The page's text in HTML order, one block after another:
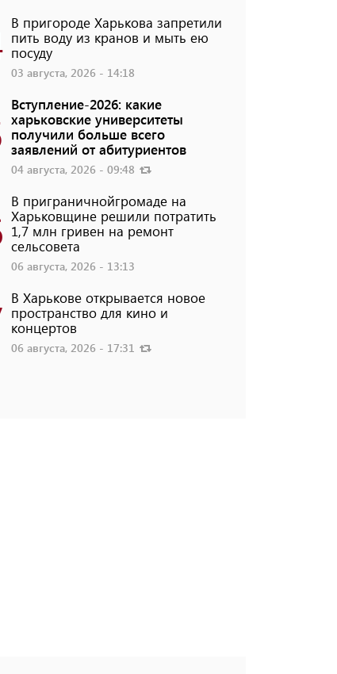
В пригороде Харькова запретили
пить воду из кранов и мыть ею
посуду
03 августа, 2026 - 14:18
Вступление-2026: какие
харьковские университеты
получили больше всего
заявлений от абитуриентов
04 августа, 2026 - 09:48
В приграничнойгромаде на
Харьковщине решили потратить
1,7 млн ​​гривен на ремонт
сельсовета
06 августа, 2026 - 13:13
В Харькове открывается новое
пространство для кино и
концертов
06 августа, 2026 - 17:31